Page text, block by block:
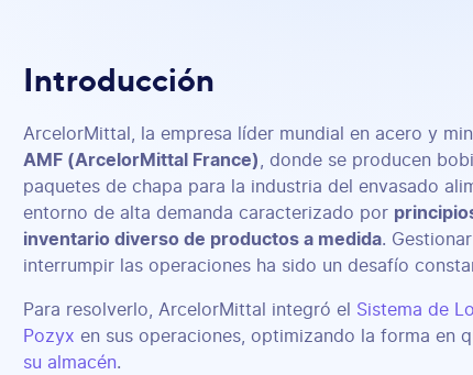
Introducción
ArcelorMittal, la empresa líder mundial en acero y
AMF (ArcelorMittal France)
, donde se producen
paquetes de chapa para la industria del envasado
entorno de alta demanda caracterizado por
inventario diverso de productos a medida.
interrumpir las operaciones ha sido un desafío
Para resolverlo, ArcelorMittal integró el Sistema de
Pozyx en sus operaciones, optimizando la forma en
su almacén.